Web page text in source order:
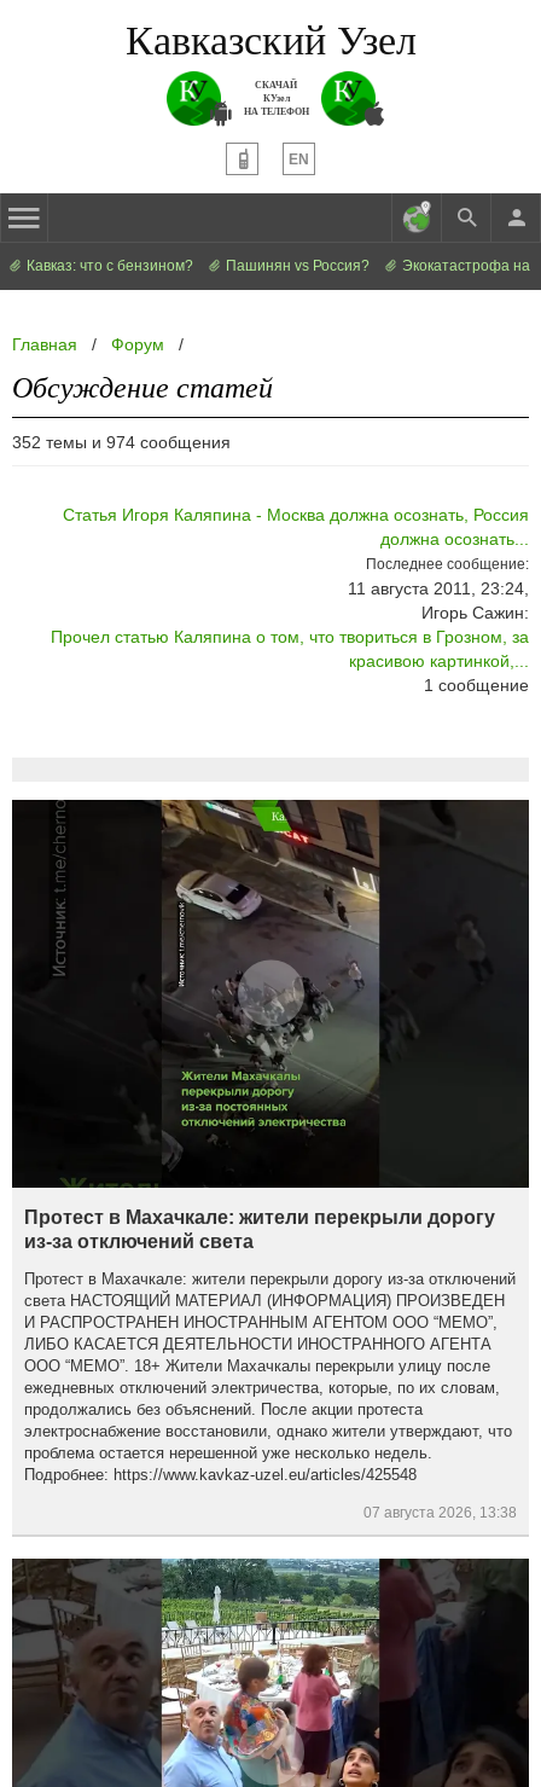
Кавказский Узел
СКАЧАЙ
КУзел
НА ТЕЛЕФОН
EN
Кавказ: что с бензином? Пашинян vs Россия? Экокатастрофа на
Главная / Форум /
Обсуждение статей
352 темы и 974 сообщения
Статья Игоря Каляпина - Москва должна осознать, Россия
должна осознать...
Последнее сообщение:
11 августа 2011, 23:24,
Игорь Сажин:
Прочел статью Каляпина о том, что твориться в Грозном, за
красивою картинкой,...
1 сообщение
Протест в Махачкале: жители перекрыли дорогу
из-за отключений света
Протест в Махачкале: жители перекрыли дорогу из-за отключений
света НАСТОЯЩИЙ МАТЕРИАЛ (ИНФОРМАЦИЯ) ПРОИЗВЕДЕН
И РАСПРОСТРАНЕН ИНОСТРАННЫМ АГЕНТОМ ООО “МЕМО”,
ЛИБО КАСАЕТСЯ ДЕЯТЕЛЬНОСТИ ИНОСТРАННОГО АГЕНТА
ООО “МЕМО”. 18+ Жители Махачкалы перекрыли улицу после
ежедневных отключений электричества, которые, по их словам,
продолжались без объяснений. После акции протеста
электроснабжение восстановили, однако жители утверждают, что
проблема остается нерешенной уже несколько недель.
Подробнее: https://www.kavkaz-uzel.eu/articles/425548
07 августа 2026, 13:38